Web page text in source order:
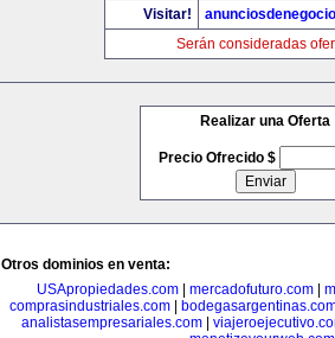
Visitar!
Serán consideradas
Realizar una Oferta
Precio Ofrecido $
Otros dominios en venta:
USApropiedades.com| mercadofuturo.com|
comprasindustriales.com
analistasempresariales.com